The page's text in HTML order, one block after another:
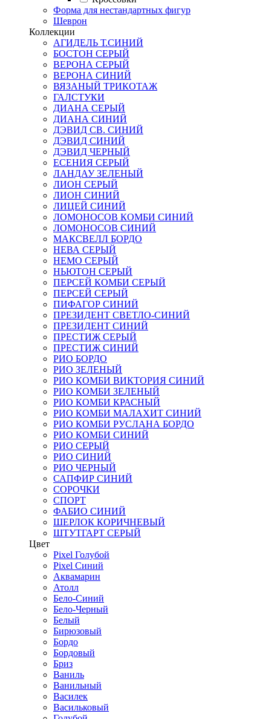
Форма для нестандартных фигур
Шеврон
Коллекции
АГИДЕЛЬ Т.СИНИЙ
БОСТОН СЕРЫЙ
ВЕРОНА СЕРЫЙ
ВЕРОНА СИНИЙ
ВЯЗАНЫЙ ТРИКОТАЖ
ГАЛСТУКИ
ДИАНА СЕРЫЙ
ДИАНА СИНИЙ
ДЭВИД СВ. СИНИЙ
ДЭВИД СИНИЙ
ДЭВИД ЧЕРНЫЙ
ЕСЕНИЯ СЕРЫЙ
ЛАНДАУ ЗЕЛЕНЫЙ
ЛИОН СЕРЫЙ
ЛИОН СИНИЙ
ЛИЦЕЙ СИНИЙ
ЛОМОНОСОВ КОМБИ СИНИЙ
ЛОМОНОСОВ СИНИЙ
МАКСВЕЛЛ БОРДО
НЕВА СЕРЫЙ
НЕМО СЕРЫЙ
НЬЮТОН СЕРЫЙ
ПЕРСЕЙ КОМБИ СЕРЫЙ
ПЕРСЕЙ СЕРЫЙ
ПИФАГОР СИНИЙ
ПРЕЗИДЕНТ СВЕТЛО-СИНИЙ
ПРЕЗИДЕНТ СИНИЙ
ПРЕСТИЖ СЕРЫЙ
ПРЕСТИЖ СИНИЙ
РИО БОРДО
РИО ЗЕЛЕНЫЙ
РИО КОМБИ ВИКТОРИЯ СИНИЙ
РИО КОМБИ ЗЕЛЕНЫЙ
РИО КОМБИ КРАСНЫЙ
РИО КОМБИ МАЛАХИТ СИНИЙ
РИО КОМБИ РУСЛАНА БОРДО
РИО КОМБИ СИНИЙ
РИО СЕРЫЙ
РИО СИНИЙ
РИО ЧЕРНЫЙ
САПФИР СИНИЙ
СОРОЧКИ
СПОРТ
ФАБИО СИНИЙ
ШЕРЛОК КОРИЧНЕВЫЙ
ШТУТГАРТ СЕРЫЙ
Цвет
Pixel Голубой
Pixel Синий
Аквамарин
Атолл
Бело-Синий
Бело-Черный
Белый
Бирюзовый
Бордо
Бордовый
Бриз
Ваниль
Ванильный
Василек
Васильковый